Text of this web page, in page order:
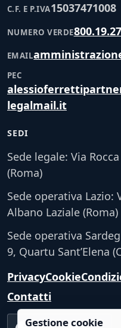
C.F. E P.IVA15037471008
NUMERO VERDE
EMAIL
PEC
legalmail.it
SEDI
Sede legale: Via
(Roma)
Sede operativa Lazio:
Albano Laziale (Roma)
Sede operativa
9, Quartu Sant’Elena
PrivacyCookie
Contatti
Gestione cookie